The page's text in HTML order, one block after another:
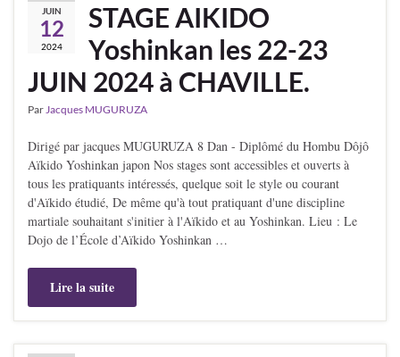
JUIN
12
2024
STAGE AIKIDO
Yoshinkan les 22-23
JUIN 2024 à CHAVILLE.
ParJacques MUGURUZA
Dirigé par jacques MUGURUZA 8 Dan - Diplômé du Hombu Dôjô
Aïkido Yoshinkan japon Nos stages sont accessibles et ouverts à
tous les pratiquants intéressés, quelque soit le style ou courant
d'Aïkido étudié, De même qu'à tout pratiquant d'une discipline
martiale souhaitant s'initier à l'Aïkido et au Yoshinkan. Lieu : Le
Dojo de l’École d’Aïkido Yoshinkan …
Lire la suite